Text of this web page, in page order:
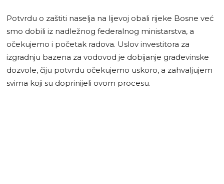
Potvrdu o zaštiti naselja na lijevoj obali rijeke Bosne već
smo dobili iz nadležnog federalnog ministarstva, a
očekujemo i početak radova. Uslov investitora za
izgradnju bazena za vodovod je dobijanje građevinske
dozvole, čiju potvrdu očekujemo uskoro, a zahvaljujem
svima koji su doprinijeli ovom procesu.